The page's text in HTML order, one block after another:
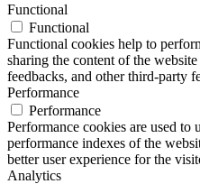
Functional
Functional
Functional cookies help to
sharing the content of the
feedbacks, and other third-party
Performance
Performance
Performance cookies are used to
performance indexes of the
better user experience for the
Analytics